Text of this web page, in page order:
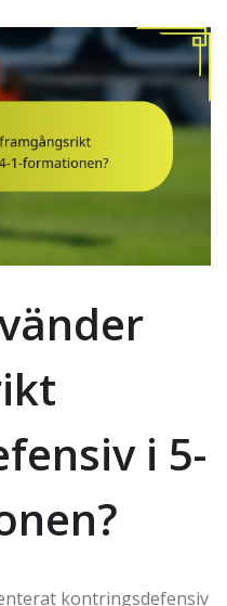
i 5-
kontringsdefensiv